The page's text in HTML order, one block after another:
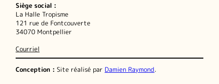
Siège social :
La Halle Tropisme
121 rue de Fontcouverte
34070 Montpellier
Courriel
Conception : Site réalisé par Damien Raymond.